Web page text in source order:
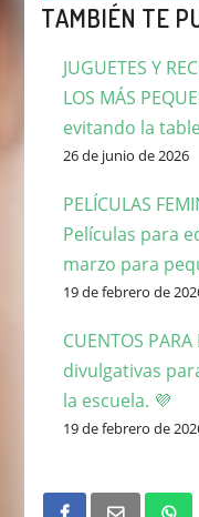
TAMBIÉN TE
JUGUETES Y
LOS MÁS
evitando la
26 de junio de 2026
PELÍCULAS
Películas para
marzo para
19 de febrero de
CUENTOS
divulgativas
la escuela. 💜
19 de febrero de